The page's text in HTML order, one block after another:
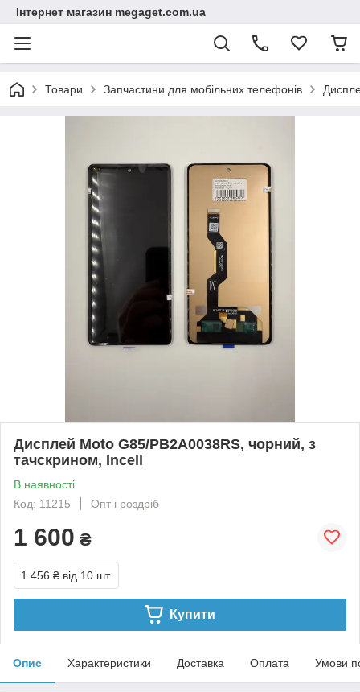
Інтернет магазин megaget.com.ua
Товари Запчастини для мобільних телефонів
Дисплей Moto G85/PB2A0038RS, чорний, з
тачскрином, Incell
В наявності
Код: 11215
Опт і роздріб
1 600 ₴
1 456 ₴ від 10 шт.
Купити
Опис Характеристики Доставка Оплата Умови